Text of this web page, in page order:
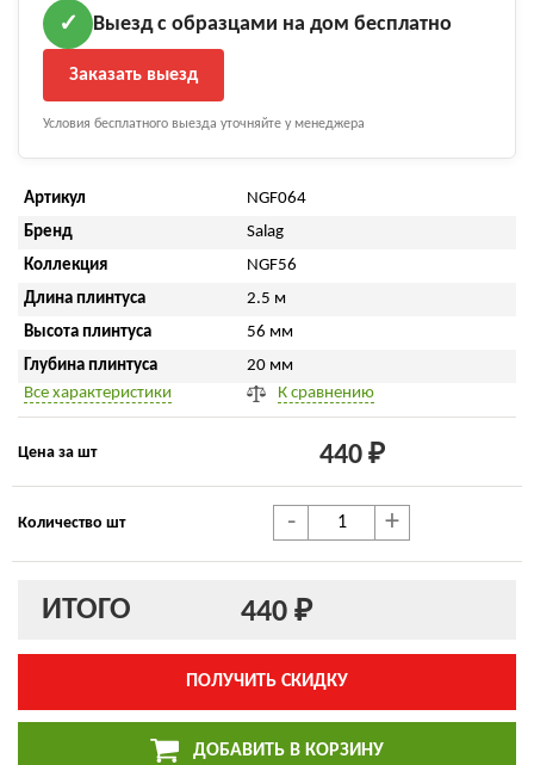
✓ Выезд с образцами на дом бесплатно
Заказать выезд
Условия бесплатного выезда уточняйте у менеджера
Артикул
NGF064
Бренд
Salag
Коллекция
NGF56
Длина плинтуса
2.5 м
Высота плинтуса
56 мм
Глубина плинтуса
20 мм
Все характеристики
К сравнению
Цена за шт 440 ₽
Количество шт - +
ИТОГО 440 ₽
ПОЛУЧИТЬ СКИДКУ
ДОБАВИТЬ В КОРЗИНУ